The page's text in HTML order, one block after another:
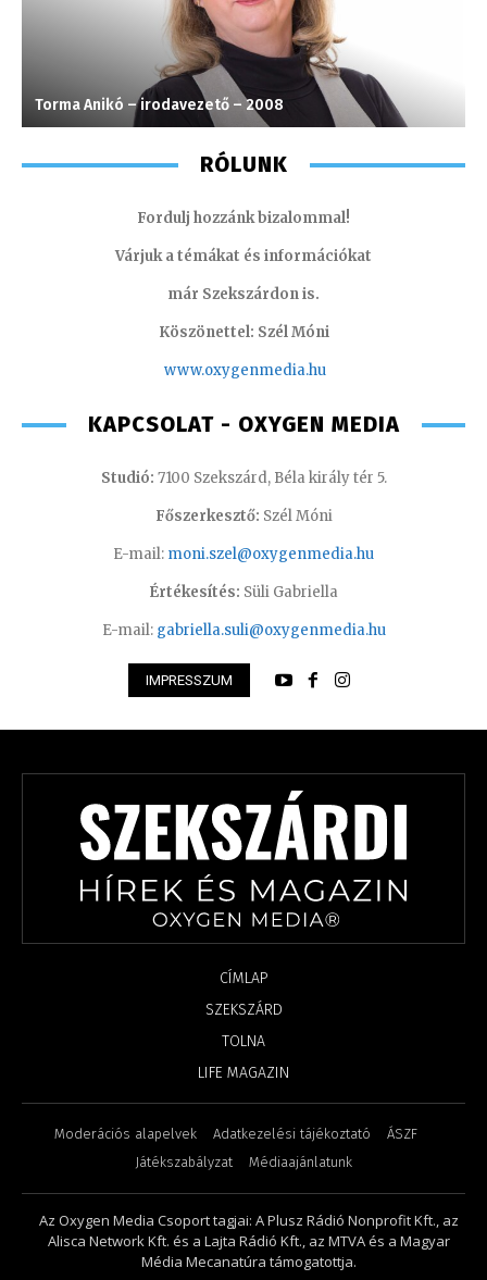
Torma Anikó – irodavezető – 2008
RÓLUNK
Fordulj hozzánk bizalommal!
Várjuk a témákat és információkat
már Szekszárdon is.
Köszönettel: Szél Móni
www.oxygenmedia.hu
KAPCSOLAT - OXYGEN MEDIA
Studió: 7100 Szekszárd, Béla király tér 5.
Főszerkesztő: Szél Móni
E-mail: moni.szel@oxygenmedia.hu
Értékesítés: Süli Gabriella
E-mail: gabriella.suli@oxygenmedia.hu
IMPRESSZUM
CÍMLAP
SZEKSZÁRD
TOLNA
LIFE MAGAZIN
Moderációs alapelvek Adatkezelési tájékoztató
ÁSZF
Játékszabályzat
Médiaajánlatunk
Az Oxygen Media Csoport tagjai: A Plusz Rádió Nonprofit Kft., az
Alisca Network Kft. és a Lajta Rádió Kft., az MTVA és a Magyar
Média Mecanatúra támogatottja.